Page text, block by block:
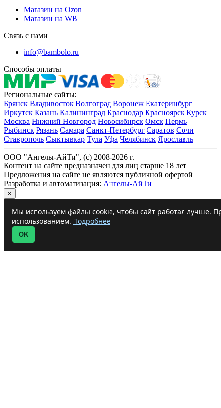
Магазин на Ozon
Магазин на WB
Связь с нами
info@bambolo.ru
Способы оплаты
Региональные сайты:
Брянск Владивосток Волгоград Воронеж Екатеринбург
Иркутск Казань Калининград Краснодар Красноярск Курск
Москва Нижний Новгород Новосибирск Омск Пермь
Рыбинск Рязань Самара Санкт-Петербург Саратов Сочи
Ставрополь Сыктывкар Тула Уфа Челябинск Ярославль
ООО "Ангелы-АйТи", (c) 2008-2026 г.
Контент на сайте предназначен для лиц старше 18 лет
Предложения на сайте не являются публичной офертой
Разработка и автоматизация: Ангелы-АйТи
×
Мы используем файлы cookie, чтобы сайт работал лучше.
использованием. Подробнее
OK